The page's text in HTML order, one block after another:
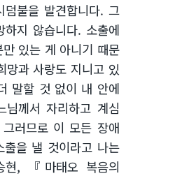
불을 발견합니다. 그
하지 않습니다. 소출에
있는 게 아니기 때문
망과 사랑도 지니고 있
말할 것 없이 내 안에
님께서 자리하고 계심
러므로 이 모든 장애
출을 낼 것이라고 나는
현, 『마태오 복음의